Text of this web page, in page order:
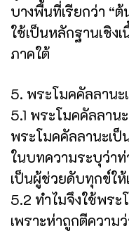
บางพื้นที่เรียกว่า “ต้
ใช้เป็นหลักฐานเชิง
ภาคใต้
5. พระโมคคัลลานะ
5.1 พระโมคคัลลาน
พระโมคคัลลานะเ
ในบทความระบุว่า
เป็นผู้ช่วยดับทุกข์ใ
5.2 ทำไมจึงใช้พร
เพราะห่าถูกตีควา